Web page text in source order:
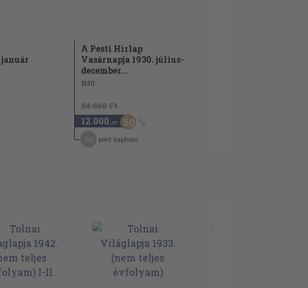
január
A Pesti Hirlap
Vasárnapja 1930. július-
december...
1930
24.000 Ft
12.000 ,-Ft 50
pont kapható